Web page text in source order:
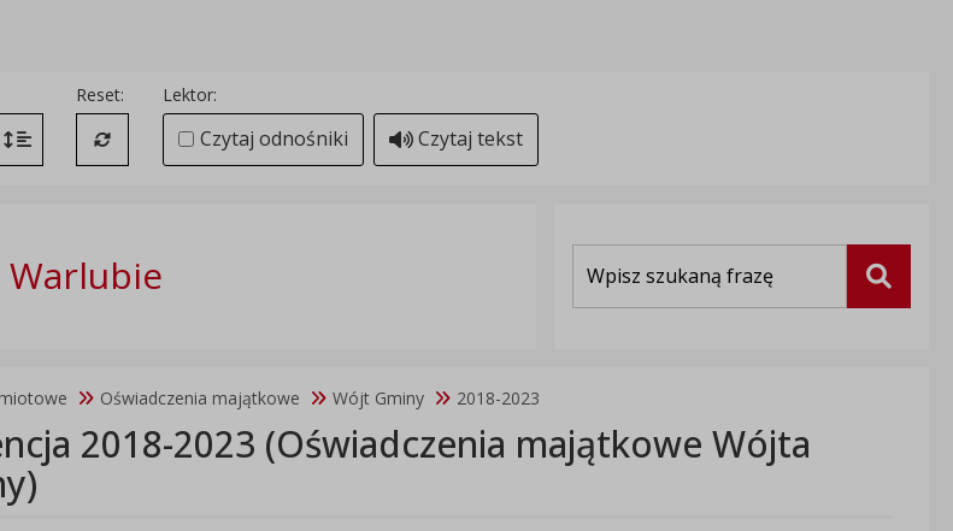
odstęp między literami
Zmień interlinię i margines między paragrafami
Reset:
Przywróć ustawienia domyślne
Lektor:
Czytaj odnośniki Czytaj tekst
Szukaj
Oświadczenia majątkowe Wójt Gminy 2018-2023
2018-2023 (Oświadczenia majątkowe Wójta